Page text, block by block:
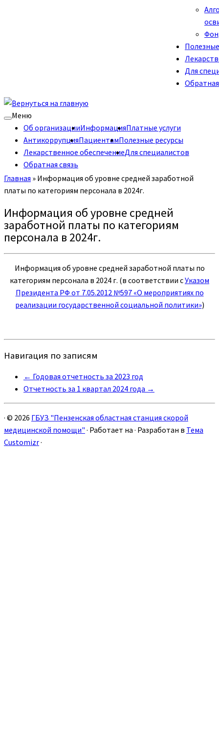
Для
Меню
Об организацииИнформацияПлатные услуги
АнтикоррупцияПациентамПолезные ресурсы
Лекарственное обеспечениеДля специалистов
Обратная связь
Главная » Информация об уровне средней заработной
платы по категориям персонала в 2024г.
Информация об уровне средней
заработной платы по категориям
персонала в 2024г.
Информация об уровне средней заработной платы по
категориям персонала в 2024 г. (в соответствии сУказом
Президента РФ от 7.05.2012 №597 «О мероприятиях по
реализации государственной социальной политики»)
Навигация по записям
← Годовая отчетность за 2023 год
Отчетность за 1 квартал 2024 года →
· © 2026 ГБУЗ "Пензенская областная станция скорой
медицинской помощи" · Работает на · Разработан в Тема
Customizr·